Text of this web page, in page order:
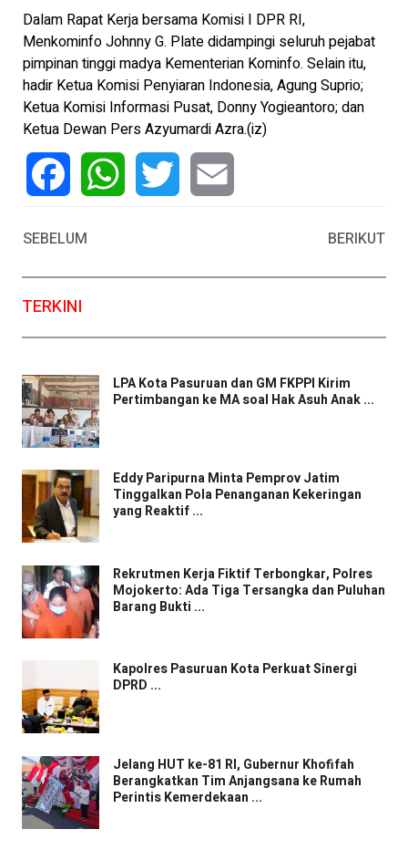
Dalam Rapat Kerja bersama Komisi I DPR RI,
Menkominfo Johnny G. Plate didampingi seluruh pejabat
pimpinan tinggi madya Kementerian Kominfo. Selain itu,
hadir Ketua Komisi Penyiaran Indonesia, Agung Suprio;
Ketua Komisi Informasi Pusat, Donny Yogieantoro; dan
Ketua Dewan Pers Azyumardi Azra.(iz)
SEBELUM
BERIKUT
TERKINI
LPA Kota Pasuruan dan GM FKPPI Kirim
Pertimbangan ke MA soal Hak Asuh Anak ...
Eddy Paripurna Minta Pemprov Jatim
Tinggalkan Pola Penanganan Kekeringan
yang Reaktif ...
Rekrutmen Kerja Fiktif Terbongkar, Polres
Mojokerto: Ada Tiga Tersangka dan Puluhan
Barang Bukti ...
Kapolres Pasuruan Kota Perkuat Sinergi
DPRD ...
Jelang HUT ke-81 RI, Gubernur Khofifah
Berangkatkan Tim Anjangsana ke Rumah
Perintis Kemerdekaan ...